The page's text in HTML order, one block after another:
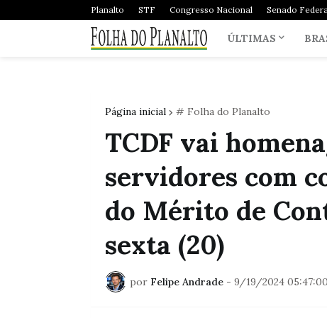
Planalto STF Congresso Nacional Senado
ÚLTIMAS
Página inicial # Folha do Planalto
TCDF vai
servidores com
do Mérito de
sexta (20)
por Felipe Andrade - 9/19/2024